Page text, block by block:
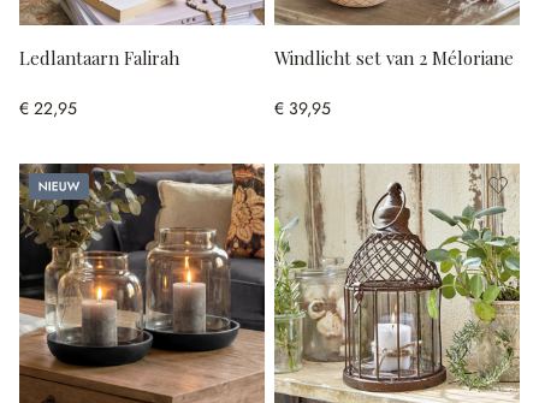
Ledlantaarn Falirah
€ 22,95
Windlicht set van 2 Méloriane
€ 39,95
Nieuw